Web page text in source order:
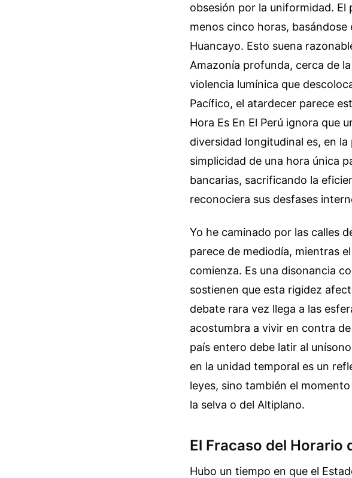
obsesión por la uniformidad. El
menos cinco horas,
Huancayo. Esto suena
Amazonía profunda, cerca de
violencia lumínica que
Pacífico, el atardecer parece
Hora Es En El Perú ignora que
diversidad longitudinal es, en
simplicidad de una hora única
bancarias, sacrificando la
reconociera sus desfases
Yo he caminado por las calles
parece de mediodía, mientras
comienza. Es una disonancia
sostienen que esta rigidez
debate rara vez llega a las
acostumbra a vivir en contra
país entero debe latir al
en la unidad temporal es un
leyes, sino también el
la selva o del Altiplano.
El Fracaso del Horario
Hubo un tiempo en que el